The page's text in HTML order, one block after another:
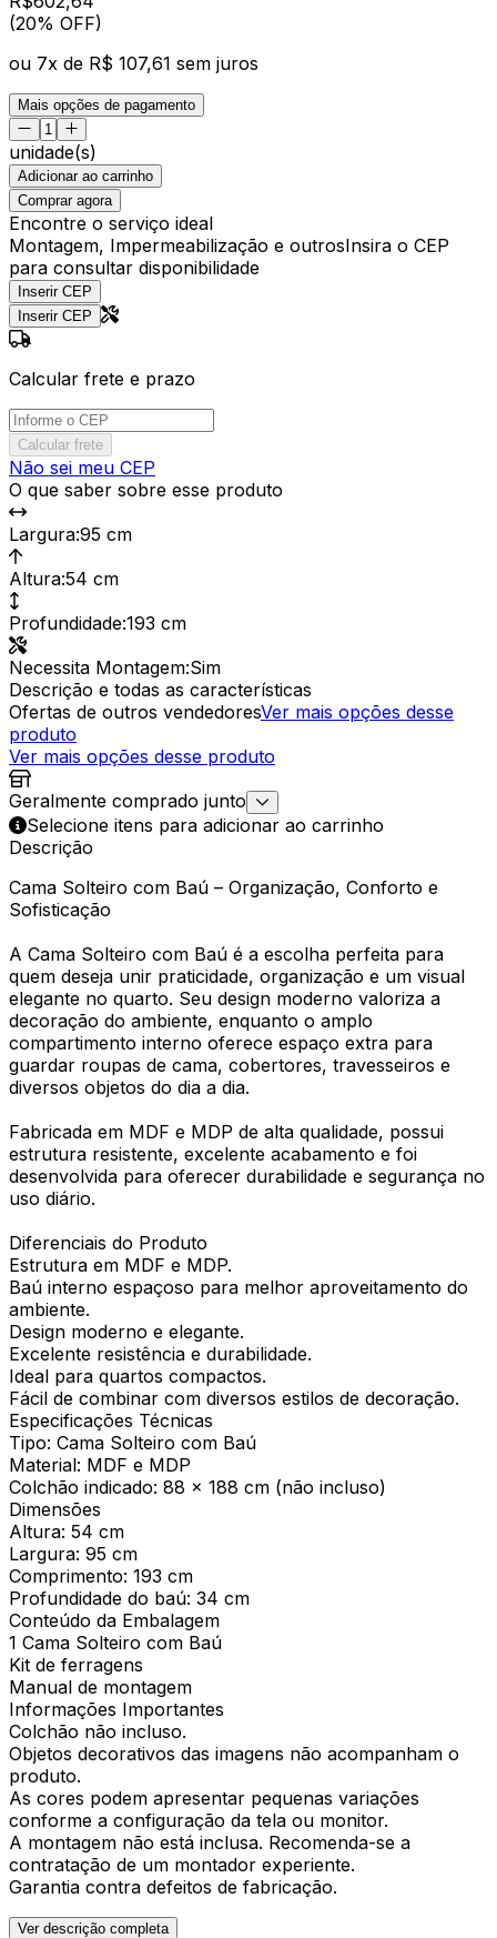
(20% OFF)
ou 7x de R$ 107,61 sem juros
Mais opções de pagamento
unidade(s)
Adicionar ao carrinho
Comprar agora
Encontre o serviço ideal
Montagem, Impermeabilização e outrosInsira o CEP
para consultar disponibilidade
Inserir CEP
Inserir CEP
Calcular frete e prazo
Calcular frete
Não sei meu CEP
O que saber sobre esse produto
Largura:95 cm
Altura:54 cm
Profundidade:193 cm
Necessita Montagem:Sim
Descrição e todas as características
Ofertas de outros vendedoresVer mais opções desse
produto
Ver mais opções desse produto
Geralmente comprado junto
Selecione itens para adicionar ao carrinho
Descrição
Cama Solteiro com Baú – Organização, Conforto e
Sofisticação
A Cama Solteiro com Baú é a escolha perfeita para
quem deseja unir praticidade, organização e um visual
elegante no quarto. Seu design moderno valoriza a
decoração do ambiente, enquanto o amplo
compartimento interno oferece espaço extra para
guardar roupas de cama, cobertores, travesseiros e
diversos objetos do dia a dia.
Fabricada em MDF e MDP de alta qualidade, possui
estrutura resistente, excelente acabamento e foi
desenvolvida para oferecer durabilidade e segurança no
uso diário.
Diferenciais do Produto
Estrutura em MDF e MDP.
Baú interno espaçoso para melhor aproveitamento do
ambiente.
Design moderno e elegante.
Excelente resistência e durabilidade.
Ideal para quartos compactos.
Fácil de combinar com diversos estilos de decoração.
Especificações Técnicas
Tipo: Cama Solteiro com Baú
Material: MDF e MDP
Colchão indicado: 88 x 188 cm (não incluso)
Dimensões
Altura: 54 cm
Largura: 95 cm
Comprimento: 193 cm
Profundidade do baú: 34 cm
Conteúdo da Embalagem
1 Cama Solteiro com Baú
Kit de ferragens
Manual de montagem
Informações Importantes
Colchão não incluso.
Objetos decorativos das imagens não acompanham o
produto.
As cores podem apresentar pequenas variações
conforme a configuração da tela ou monitor.
A montagem não está inclusa. Recomenda-se a
contratação de um montador experiente.
Garantia contra defeitos de fabricação.
Ver descrição completa